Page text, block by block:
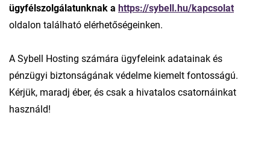
ügyfélszolgálatunknak a https://sybell.hu/kapcsolat
oldalon található elérhetőségeinken.
A Sybell Hosting számára ügyfeleink adatainak és
pénzügyi biztonságának védelme kiemelt fontosságú.
Kérjük, maradj éber, és csak a hivatalos csatornáinkat
használd!